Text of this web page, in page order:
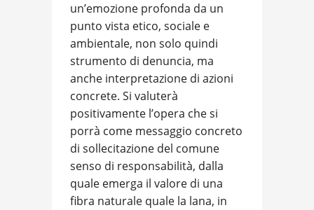
un’emozione profonda da un
punto vista etico, sociale e
ambientale, non solo quindi
strumento di denuncia, ma
anche interpretazione di azioni
concrete. Si valuterà
positivamente l’opera che si
porrà come messaggio concreto
di sollecitazione del comune
senso di responsabilità, dalla
quale emerga il valore di una
fibra naturale quale la lana, in